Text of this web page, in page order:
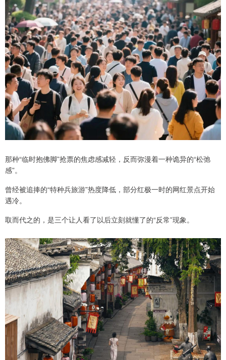
那种“临时抱佛脚”抢票的焦虑感减轻，反而弥漫着一种诡异的“松弛
感”。
曾经被追捧的“特种兵旅游”热度降低，部分红极一时的网红景点开始
遇冷。
取而代之的，是三个让人看了以后立刻就懂了的“反常”现象。